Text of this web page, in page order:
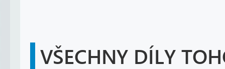
VŠECHNY DÍLY